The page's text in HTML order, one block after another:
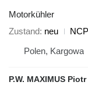
Motorkühler
Zustand neu
Polen, Kargowa
P.W. MAXIMUS